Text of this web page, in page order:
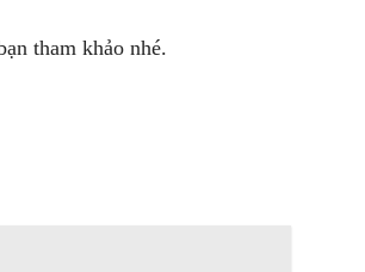
tham khảo nhé.